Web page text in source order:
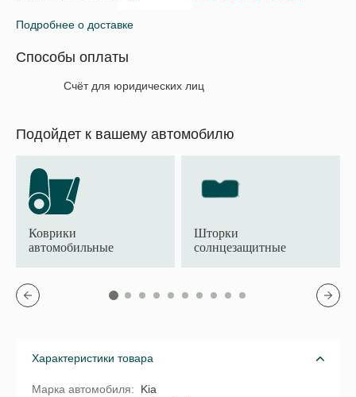
Подробнее о доставке
Способы оплаты
Счёт для юридических лиц
Подойдет к вашему автомобилю
Коврики
автомобильные
Шторки
солнцезащитные
Характеристики товара
Марка автомобиля
Kia